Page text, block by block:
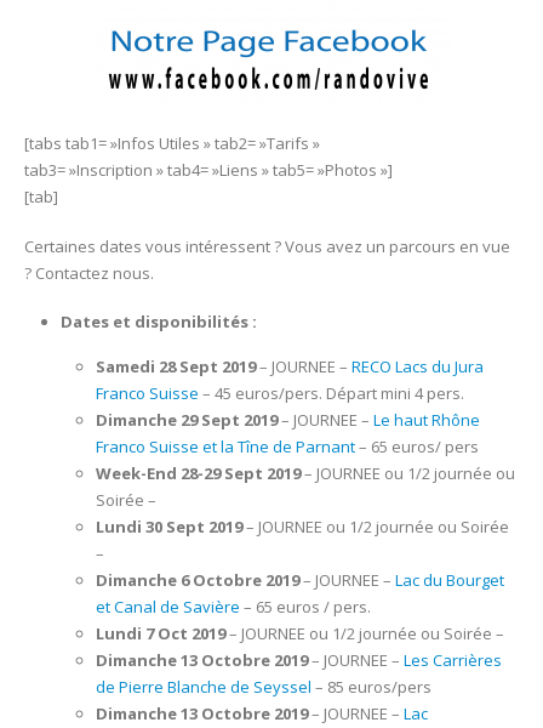
[tabs tab1= »Infos Utiles » tab2= »Tarifs »
tab3= »Inscription » tab4= »Liens » tab5= »Photos »]
[tab]
Certaines dates vous intéressent ? Vous avez un parcours en vue
? Contactez nous.
Dates et disponibilités :
Samedi 28 Sept 2019– JOURNEE –RECO Lacs du Jura
Franco Suisse – 45 euros/pers. Départ mini 4 pers.
Dimanche 29 Sept 2019– JOURNEE –Le haut Rhône
Franco Suisse et la Tîne de Parnant– 65 euros/ pers
Week-End 28-29 Sept 2019– JOURNEE ou 1/2 journée ou
Soirée –
Lundi 30 Sept 2019– JOURNEE ou 1/2 journée ou Soirée
–
Dimanche 6 Octobre 2019– JOURNEE –Lac du Bourget
et Canal de Savière– 65 euros / pers.
Lundi 7 Oct 2019– JOURNEE ou 1/2 journée ou Soirée –
Dimanche 13 Octobre 2019– JOURNEE –Les Carrières
de Pierre Blanche de Seyssel– 85 euros/pers
Dimanche 13 Octobre 2019– JOURNEE –Lac